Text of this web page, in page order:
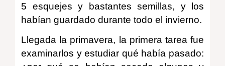
5 esquejes y bastantes semillas, y los
habían guardado durante todo el invierno.
Llegada la primavera, la primera tarea fue
examinarlos y estudiar qué había pasado: